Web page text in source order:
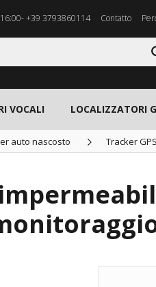
+39 3793860114 Contatto
VOCALI LOCALIZZATORI
auto nascosto Tracker